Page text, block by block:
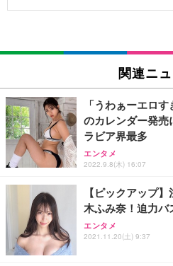
関連ニ
「うわぁーエロ
のカレンダー発
ラビア界最多
エンタメ
2022.9.8(木) 16:07
【ピックアップ
木ふみ奈！迫力
エンタメ
2021.11.20(土) 9:37